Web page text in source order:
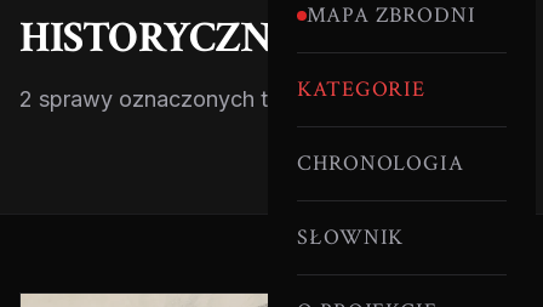
MAPA ZBRODNI
KATEGORIE
CHRONOLOGIA
SŁOWNIK
HISTORYCZNE
2 sprawy oznaczonych tym tagiem.